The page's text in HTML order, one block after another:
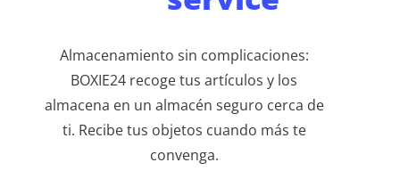
Almacenamiento sin complicaciones:
BOXIE24 recoge tus artículos y los
almacena en un almacén seguro cerca de
ti. Recibe tus objetos cuando más te
convenga.